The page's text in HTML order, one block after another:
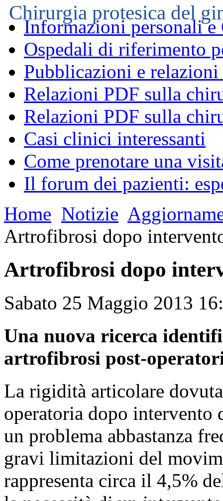
Chirurgia protesica del
Informazioni personali e
Ospedali di riferimento
Pubblicazioni e relazioni
Relazioni PDF sulla
Relazioni PDF sulla
Casi clinici interessanti
Come prenotare una
Il forum dei pazienti:
Home Notizie
Artrofibrosi dopo
Artrofibrosi dopo
Sabato 25 Maggio 2013
Una nuova ricerca
artrofibrosi post-
La rigidità articolare
operatoria dopo intervento
un problema abbastanza
gravi limitazioni del
rappresenta circa il 4,5%